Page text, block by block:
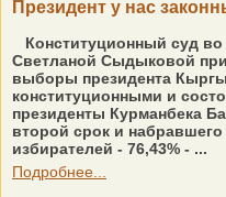
Президент у нас
Конституционный суд
Светланой Сыдыковой
выборы президента
конституционными и
президенты Курманбека
второй срок и
избирателей - 76,43% - ...
Подробнее...